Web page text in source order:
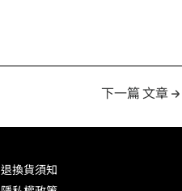
下一篇 文章 →
退換貨須知